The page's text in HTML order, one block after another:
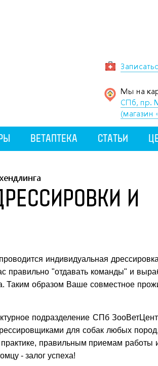
Мы на
СПб, пр.
(магазин
ВЕТАПТЕКА СТАТЬИ
И
проводится индивидуальная
правильно "отдавать команды" и
Таким образом Ваше совместное
подразделение СПб
для собак любых
правильным приемам работы
- залог успеха!